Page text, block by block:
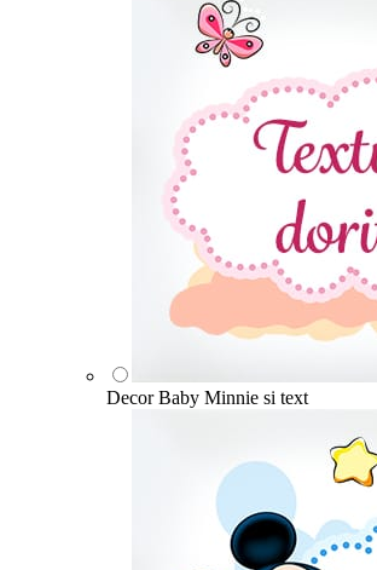
Decor Baby Minnie si text